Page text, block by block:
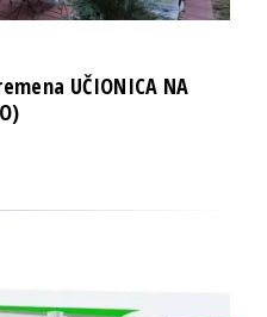
UČIONICA NA